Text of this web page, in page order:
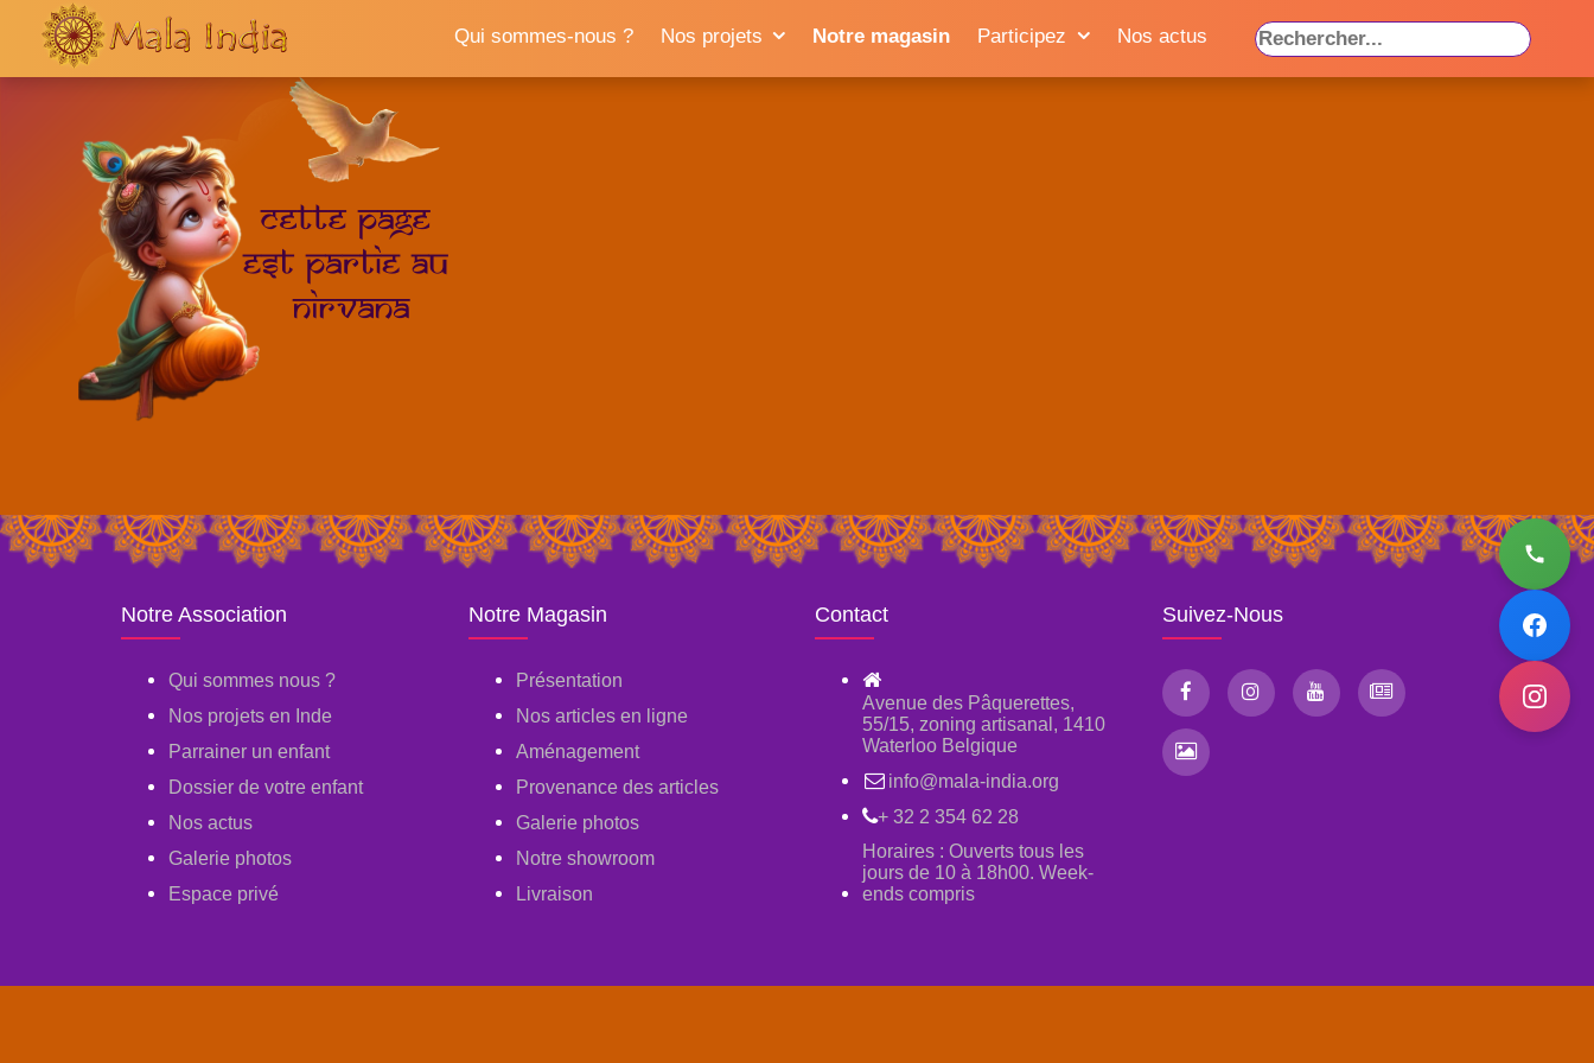
Qui sommes-nous ? Nos projets Notre magasin Participez Nos actus
Notre Association
Qui sommes nous ?
Nos projets en Inde
Parrainer un enfant
Dossier de votre enfant
Nos actus
Galerie photos
Espace privé
Notre Magasin
Présentation
Nos articles en ligne
Aménagement
Provenance des articles
Galerie photos
Notre showroom
Livraison
Contact
Avenue des Pâquerettes,
55/15, zoning artisanal, 1410
Waterloo Belgique
info@mala-india.org
+ 32 2 354 62 28
Horaires : Ouverts tous les
jours de 10 à 18h00. Week-
ends compris
Suivez-Nous